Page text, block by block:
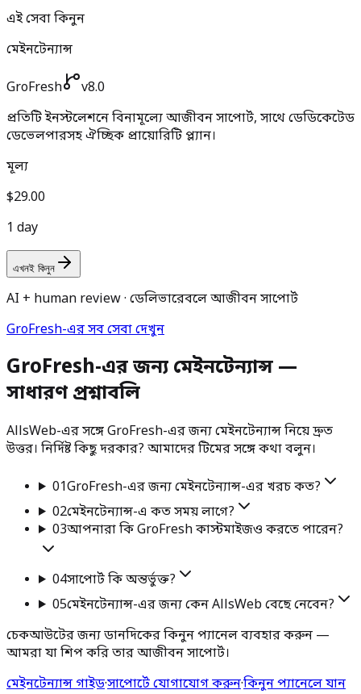
এই সেবা কিনুন
মেইনটেন্যান্স
GroFresh
v8.0
প্রতিটি ইনস্টলেশনে বিনামূল্যে আজীবন সাপোর্ট, সাথে ডেডিকেটেড
ডেভেলপারসহ ঐচ্ছিক প্রায়োরিটি প্ল্যান।
মূল্য
$29.00
1 day
এখনই কিনুন
AI + human review · ডেলিভারেবলে আজীবন সাপোর্ট
GroFresh-এর সব সেবা দেখুন
GroFresh-এর জন্য মেইনটেন্যান্স —
সাধারণ প্রশ্নাবলি
AllsWeb-এর সঙ্গে GroFresh-এর জন্য মেইনটেন্যান্স নিয়ে দ্রুত
উত্তর। নির্দিষ্ট কিছু দরকার? আমাদের টিমের সঙ্গে কথা বলুন।
01GroFresh-এর জন্য মেইনটেন্যান্স-এর খরচ কত?
02মেইনটেন্যান্স-এ কত সময় লাগে?
03আপনারা কি GroFresh কাস্টমাইজও করতে পারেন?
04সাপোর্ট কি অন্তর্ভুক্ত?
05মেইনটেন্যান্স-এর জন্য কেন AllsWeb বেছে নেবেন?
চেকআউটের জন্য ডানদিকের কিনুন প্যানেল ব্যবহার করুন —
আমরা যা শিপ করি তার আজীবন সাপোর্ট।
মেইনটেন্যান্স গাইড·সাপোর্টে যোগাযোগ করুন·কিনুন প্যানেলে যান